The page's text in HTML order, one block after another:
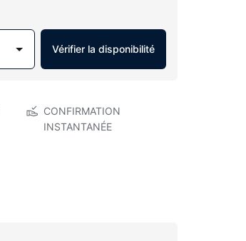
Vérifier la disponibilité
CONFIRMATION
INSTANTANÉE